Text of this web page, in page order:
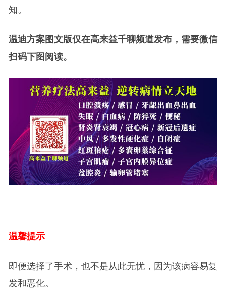
知。
温迪方案图文版仅在高来益千聊频道发布，需要微信
扫码下图阅读。
温馨提示
即便选择了手术，也不是从此无忧，因为该病容易复
发和恶化。